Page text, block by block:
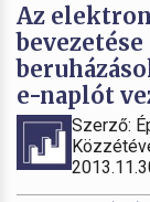
Az
e-naplót
Szerző: